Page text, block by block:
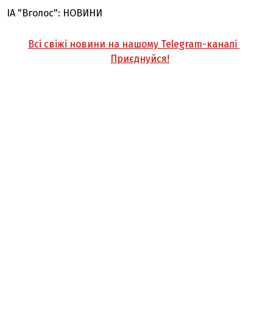
ІА "Вголос": НОВИНИ
Всі свіжі новини на нашому Telegram-каналі
Приєднуйся!